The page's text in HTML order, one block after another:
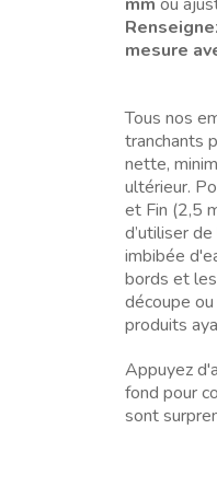
mesure
Tous nos
tranchants
nette,
ultérieur.
et Fin (2,5
d’utiliser
imbibée
bords et
découpe
produits
Appuyez
fond pour
sont